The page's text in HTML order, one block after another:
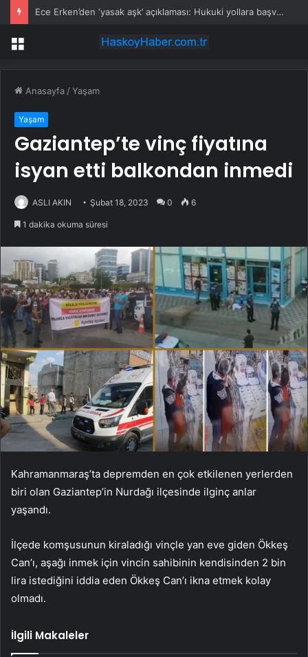
Ece Erken’den ‘yasak aşk’ açıklaması: Hukuki yollara başvuruyor
Menü
Anasayfa /Yaşam
Yaşam
Gaziantep’te vinç fiyatına
isyan etti balkondan inmedi
ASLI AKIN Şubat 18, 2023 0 6
1 dakika okuma süresi
Kahramanmaraş’ta depremden en çok etkilenen yerlerden
biri olan Gaziantep’in Nurdağı ilçesinde ilginç anlar
yaşandı.
İlçede komşusunun kiraladığı vinçle yan eve giden Ökkeş
Can’ı, aşağı inmek için vincin sahibinin kendisinden 2 bin
lira istediğini iddia eden Ökkeş Can’ı ikna etmek kolay
olmadı.
İlgili Makaleler